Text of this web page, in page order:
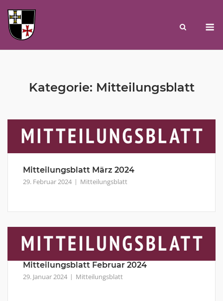
content
Kategorie: Mitteilungsblatt
Mitteilungsblatt März 2024
29. Februar 2024 Mitteilungsblatt
Mitteilungsblatt Februar 2024
29. Januar 2024 Mitteilungsblatt